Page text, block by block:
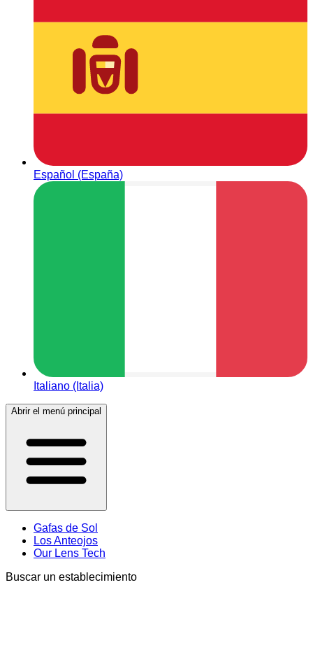
Español (España)
Italiano (Italia)
Abrir el menú principal
Gafas de Sol
Los Anteojos
Our Lens Tech
Buscar un establecimiento